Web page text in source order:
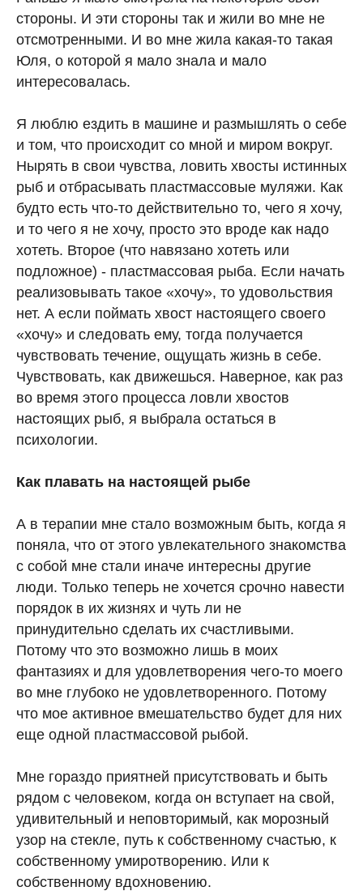
стороны. И эти стороны так и жили во мне не
отсмотренными. И во мне жила какая-то такая
Юля, о которой я мало знала и мало
интересовалась.
Я люблю ездить в машине и размышлять о себе
и том, что происходит со мной и миром вокруг.
Нырять в свои чувства, ловить хвосты истинных
рыб и отбрасывать пластмассовые муляжи. Как
будто есть что-то действительно то, чего я хочу,
и то чего я не хочу, просто это вроде как надо
хотеть. Второе (что навязано хотеть или
подложное) - пластмассовая рыба. Если начать
реализовывать такое «хочу», то удовольствия
нет. А если поймать хвост настоящего своего
«хочу» и следовать ему, тогда получается
чувствовать течение, ощущать жизнь в себе.
Чувствовать, как движешься. Наверное, как раз
во время этого процесса ловли хвостов
настоящих рыб, я выбрала остаться в
психологии.
Как плавать на настоящей рыбе
А в терапии мне стало возможным быть, когда я
поняла, что от этого увлекательного знакомства
с собой мне стали иначе интересны другие
люди. Только теперь не хочется срочно навести
порядок в их жизнях и чуть ли не
принудительно сделать их счастливыми.
Потому что это возможно лишь в моих
фантазиях и для удовлетворения чего-то моего
во мне глубоко не удовлетворенного. Потому
что мое активное вмешательство будет для них
еще одной пластмассовой рыбой.
Мне гораздо приятней присутствовать и быть
рядом с человеком, когда он вступает на свой,
удивительный и неповторимый, как морозный
узор на стекле, путь к собственному счастью, к
собственному умиротворению. Или к
собственному вдохновению.